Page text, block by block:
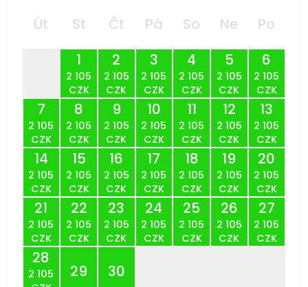
Út St Čt Pá So Ne
Po
1
2 105
CZK
2
2 105
CZK
3
2 105
CZK
4
2 105
CZK
5
2 105
CZK
6
2 105
CZK
7
2 105
CZK
8
2 105
CZK
9
2 105
CZK
10
2 105
CZK
11
2 105
CZK
12
2 105
CZK
13
2 105
CZK
14
2 105
CZK
15
2 105
CZK
16
2 105
CZK
17
2 105
CZK
18
2 105
CZK
19
2 105
CZK
20
2 105
CZK
21
2 105
CZK
22
2 105
CZK
23
2 105
CZK
24
2 105
CZK
25
2 105
CZK
26
2 105
CZK
27
2 105
CZK
28
2 105
29 30